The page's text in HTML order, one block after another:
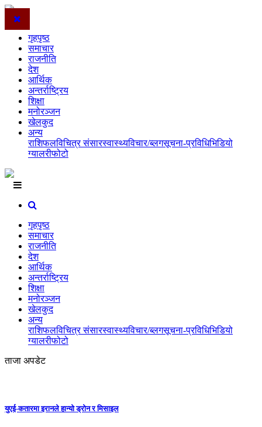
गृहपृष्ठ
समाचार
राजनीति
देश
आर्थिक
अन्तर्राष्ट्रिय
शिक्षा
मनोरञ्जन
खेलकुद
अन्य
राशिफलविचित्र संसारस्वास्थ्यविचार/ब्लगसूचना-प्रविधिभिडियो
ग्यालरीफोटो
गृहपृष्ठ
समाचार
राजनीति
देश
आर्थिक
अन्तर्राष्ट्रिय
शिक्षा
मनोरञ्जन
खेलकुद
अन्य
राशिफलविचित्र संसारस्वास्थ्यविचार/ब्लगसूचना-प्रविधिभिडियो
ग्यालरीफोटो
ताजा अपडेट
युएई-कतारमा इरानले हान्यो ड्रोन र मिसाइल